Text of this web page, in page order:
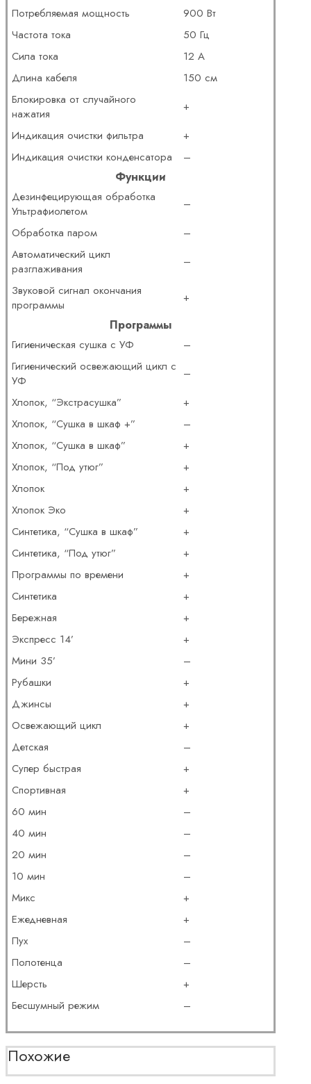
Потребляемая мощность
900 Вт
Частота тока
50 Гц
Сила тока
12 А
Длина кабеля
150 см
Блокировка от случайного
нажатия
+
Индикация очистки фильтра
+
Индикация очистки конденсатора
–
Функции
Дезинфецирующая обработка
Ультрафиолетом
–
Обработка паром
–
Автоматический цикл
разглаживания
–
Звуковой сигнал окончания
программы
+
Программы
Гигиеническая сушка с УФ
–
Гигиенический освежающий цикл с
УФ
–
Хлопок, “Экстрасушка”
+
Хлопок, “Сушка в шкаф +”
–
Хлопок, “Сушка в шкаф”
+
Хлопок, “Под утюг”
+
Хлопок
+
Хлопок Эко
+
Синтетика, “Сушка в шкаф”
+
Синтетика, “Под утюг”
+
Программы по времени
+
Синтетика
+
Бережная
+
Экспресс 14’
+
Мини 35’
–
Рубашки
+
Джинсы
+
Освежающий цикл
+
Детская
–
Супер быстрая
+
Спортивная
+
60 мин
–
40 мин
–
20 мин
–
10 мин
–
Микс
+
Ежедневная
+
Пух
–
Полотенца
–
Шерсть
+
Бесшумный режим
–
Похожие